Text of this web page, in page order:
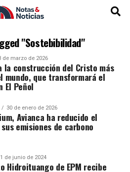
"Sostebibilidad"
de marzo de 2026
la construcción del Cristo más
mundo, que transformará el
El Peñol
30 de enero de 2026
Avianca ha reducido el
emisiones de carbono
de junio de 2024
Hidroituango de EPM recibe